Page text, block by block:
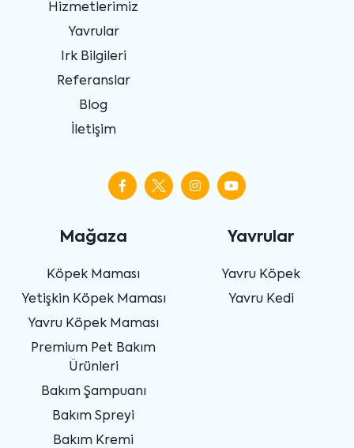
Hizmetlerimiz
Yavrular
Irk Bilgileri
Referanslar
Blog
İletişim
Mağaza
Köpek Maması
Yetişkin Köpek Maması
Yavru Köpek Maması
Premium Pet Bakım
Ürünleri
Bakım Şampuanı
Bakım Spreyi
Bakım Kremi
Yavrular
Yavru Köpek
Yavru Kedi